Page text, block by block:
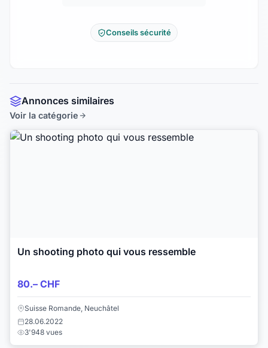
Conseils sécurité
Annonces similaires
Voir la catégorie
Un shooting photo qui vous ressemble
80.– CHF
Suisse Romande, Neuchâtel
28.06.2022
3'948 vues